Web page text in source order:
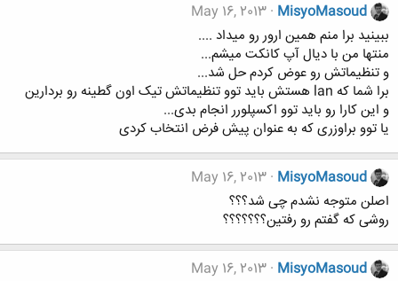
MisyoMasoud
May 16, 2013
ببینید برا منم همین ارور رو میداد ....
منتها من با دیال آپ کانکت میشم...
و تنظیماتش رو عوض کردم حل شد...
برا شما که lan هستش باید توو تنظیماتش تیک اون گطینه رو بردارین
و این کارا رو باید توو اکسپلورر انجام بدی...
یا توو براوزری که به عنوان پیش فرض انتخاب کردی
MisyoMasoud
May 16, 2013
اصلن متوجه نشدم چی شد؟؟؟
روشی که گفتم رو رفتین؟؟؟؟؟؟؟
MisyoMasoud
May 16, 2013